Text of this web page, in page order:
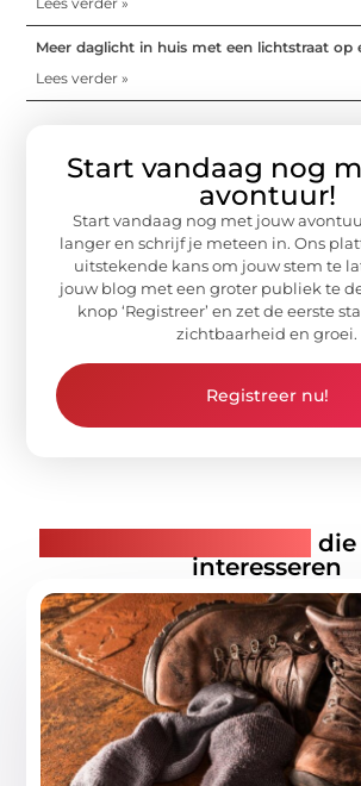
Meer daglicht in huis met een lichtstraat op
Lees verder »
Start vandaag nog
avontuur!
Start vandaag nog met jouw
langer en schrijf je meteen in. Ons
uitstekende kans om jouw stem te
jouw blog met een groter publiek te
knop ‘Registreer’ en zet de eerste
zichtbaarheid en groei.
Registreer nu!
interesseren